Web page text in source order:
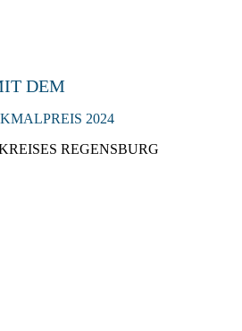
DEM
2024
REGENSBURG